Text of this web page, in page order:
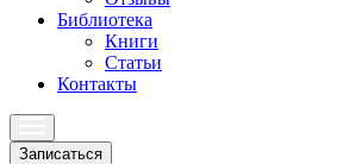
Библиотека
Книги
Статьи
Контакты
Записаться